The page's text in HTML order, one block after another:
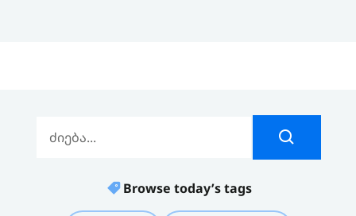
Browse today’s tags